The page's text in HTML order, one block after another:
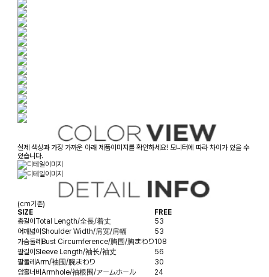
실제 색상과 가장 가까운 아래 제품이미지를 확인하세요! 모니터에 따라 차이가 있을 수
있습니다.
(cm기준)
SIZE
FREE
총길이Total Length/全長/着丈
53
어깨넓이Shoulder Width/肩宽/肩幅
53
가슴둘레Bust Circumference/胸围/胸まわり108
팔길이Sleeve Length/袖长/袖丈
56
팔둘레Arm/袖围/腕まわり
30
암홀너비Armhole/袖根围/アームホール
24